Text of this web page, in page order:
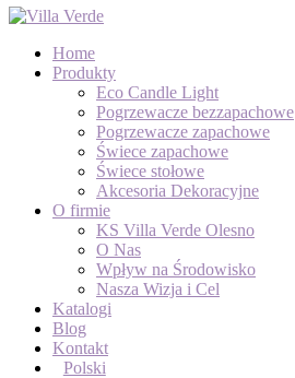
Home
Produkty
Eco Candle Light
Pogrzewacze bezzapachowe
Pogrzewacze zapachowe
Świece zapachowe
Świece stołowe
Akcesoria Dekoracyjne
O firmie
KS Villa Verde Olesno
O Nas
Wpływ na Środowisko
Nasza Wizja i Cel
Katalogi
Blog
Kontakt
Polski